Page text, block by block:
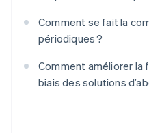
Comment se fait la
périodiques ?
Comment améliorer la
biais des solutions